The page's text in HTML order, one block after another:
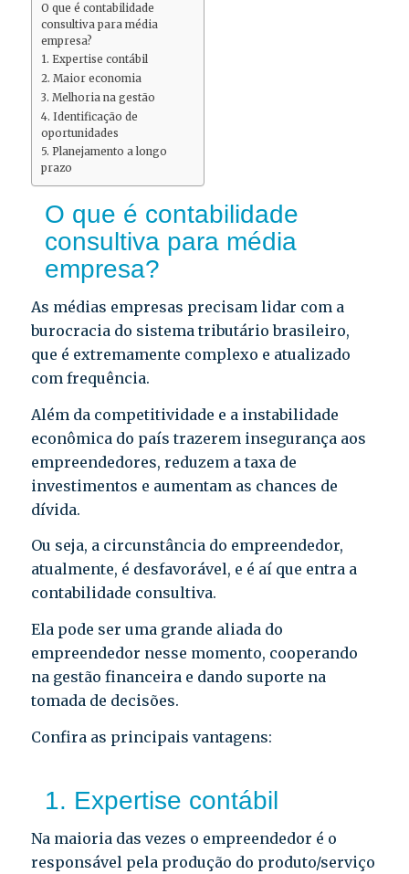
O que é contabilidade
consultiva para média
empresa?
1. Expertise contábil
2. Maior economia
3. Melhoria na gestão
4. Identificação de
oportunidades
5. Planejamento a longo
prazo
O que é contabilidade
consultiva para média
empresa?
As médias empresas precisam lidar com a
burocracia do sistema tributário brasileiro,
que é extremamente complexo e atualizado
com frequência.
Além da competitividade e a instabilidade
econômica do país trazerem insegurança aos
empreendedores, reduzem a taxa de
investimentos e aumentam as chances de
dívida.
Ou seja, a circunstância do empreendedor,
atualmente, é desfavorável, e é aí que entra a
contabilidade consultiva.
Ela pode ser uma grande aliada do
empreendedor nesse momento, cooperando
na gestão financeira e dando suporte na
tomada de decisões.
Confira as principais vantagens:
1. Expertise contábil
Na maioria das vezes o empreendedor é o
responsável pela produção do produto/serviço